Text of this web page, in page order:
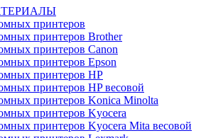
принтеров
принтеров Brother
принтеров Canon
принтеров Epson
принтеров HP
принтеров HP весовой
принтеров Konica Minolta
принтеров Kyocera
принтеров Kyocera Mita весовой